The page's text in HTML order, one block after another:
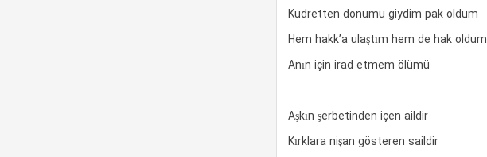
Kudretten donumu giydim pak oldum
Hem hakk’a ulaştım hem de hak oldum
Anın için irad etmem ölümü
Aşkın şerbetinden içen aildir
Kırklara nişan gösteren saildir